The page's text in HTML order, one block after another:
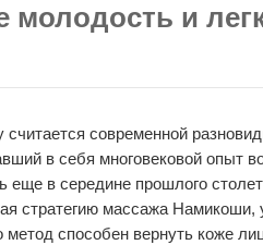
молодость и
современной
в себя многовековой опыт
еще в середине прошлого
стратегию массажа
метод способен вернуть коже